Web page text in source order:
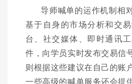
导师喊单的运作机制相
基于自身的市场分析和交
台、社交媒体、即时通讯
件，向学员实时发布交易信
则根据这些建议在自己的账
一些高级的喊单服务还会提